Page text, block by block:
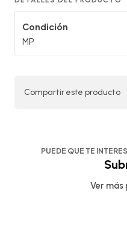
Condición
MP
Compartir este producto
PUEDE QUE TE
Ver más